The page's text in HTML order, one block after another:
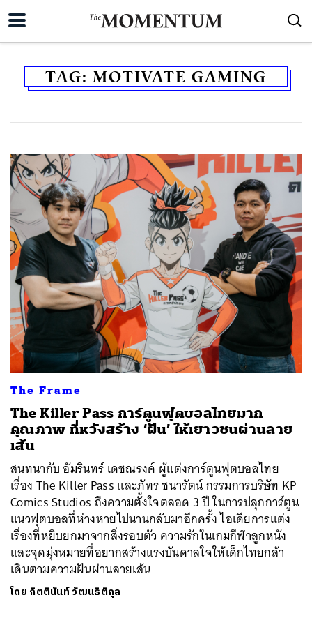
TAG: MOTIVATE GAMING
The Frame
The Killer Pass การ์ตูนฟุตบอลไทยมาก
คุณภาพ ที่หวังสร้าง ‘ฝัน’ ให้เยาวชนผ่านลาย
เส้น
สนทนากับ อัมรินทร์ เดชณรงค์ ผู้แต่งการ์ตูนฟุตบอลไทย
เรื่อง The Killer Pass และภัทร ชนารัตน์ กรรมการบริษัท KP
Comics Studios ถึงความตั้งใจตลอด 3 ปี ในการปลุกการ์ตูน
แนวฟุตบอลที่ห่างหายไปนานกลับมาอีกครั้ง ไอเดียการแต่ง
เรื่องที่หยิบยกมาจากสิ่งรอบตัว ความรักในเกมกีฬาลูกหนัง
และจุดมุ่งหมายที่อยากสร้างแรงบันดาลใจให้เด็กไทยกล้า
เดินตามความฝันผ่านลายเส้น
โดย กิตตินันท์ วัฒนธิติกุล
ค้นหา